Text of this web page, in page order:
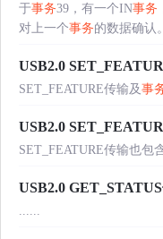
于事务39，有一个IN事务
对上一个事务的数据确认
USB2.0
SET_FEATURE传输及 事
USB2.0
SET_FEATURE传输也包
USB2.0